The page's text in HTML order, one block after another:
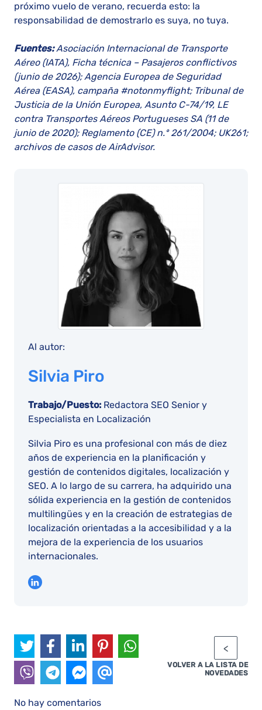
próximo vuelo de verano, recuerda esto: la
responsabilidad de demostrarlo es suya, no tuya.
Fuentes:Asociación Internacional de Transporte
Aéreo (IATA), Ficha técnica – Pasajeros conflictivos
(junio de 2026); Agencia Europea de Seguridad
Aérea (EASA), campaña #notonmyflight; Tribunal de
Justicia de la Unión Europea, Asunto C-74/19, LE
contra Transportes Aéreos Portugueses SA (11 de
junio de 2020); Reglamento (CE) n.º 261/2004; UK261;
archivos de casos de AirAdvisor.
Al autor:
Silvia Piro
Trabajo/Puesto: Redactora SEO Senior y
Especialista en Localización
Silvia Piro es una profesional con más de diez
años de experiencia en la planificación y
gestión de contenidos digitales, localización y
SEO. A lo largo de su carrera, ha adquirido una
sólida experiencia en la gestión de contenidos
multilingües y en la creación de estrategias de
localización orientadas a la accesibilidad y a la
mejora de la experiencia de los usuarios
internacionales.
VOLVER A LA LISTA DE
NOVEDADES
No hay comentarios